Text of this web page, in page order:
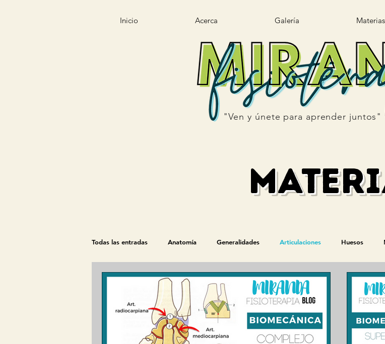
Inicio Acerca Galería Materias
"Ven y únete para aprender juntos"
Todas las entradas Anatomía Generalidades Articulaciones Huesos
Biomecánica Hombro Codo Pronosupinación
Sistema cardiaco Membrana,músculo y nervio Sistema